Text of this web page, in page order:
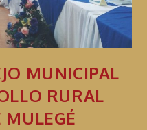
MUNICIPAL
RURAL
MULEGÉ